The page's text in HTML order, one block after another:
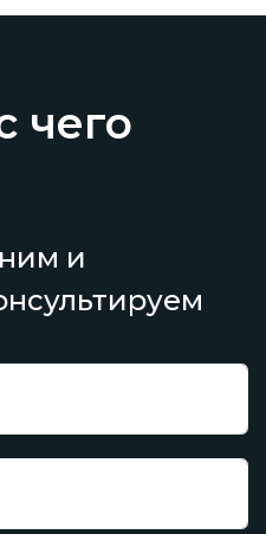
чего
и